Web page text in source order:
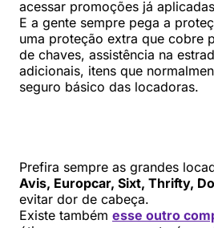
acessar promoções já
E a gente sempre pega a
uma proteção extra que cobre
de chaves, assistência na
adicionais, itens que
seguro básico das locadoras.
Prefira sempre as grandes
Avis, Europcar, Sixt, Thrifty,
evitar dor de cabeça.
Existe também esse outro